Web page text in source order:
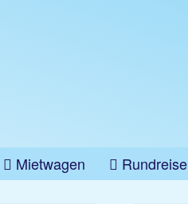
Mietwagen Rundreise